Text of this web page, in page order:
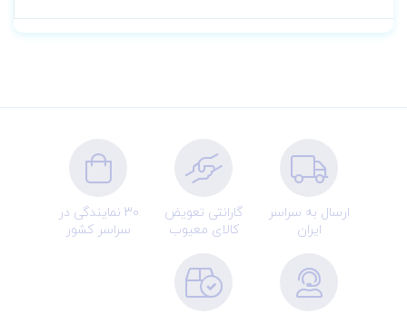
ارسال به سراسر
ایران
گارانتی تعویض
کالای معیوب
30 نمایندگی در
سراسر کشور